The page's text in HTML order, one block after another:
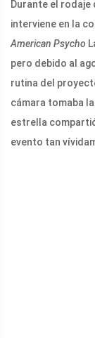
Durante el rodaje
interviene en la
American Psycho
pero debido al
rutina del
cámara tomaba
estrella
evento tan